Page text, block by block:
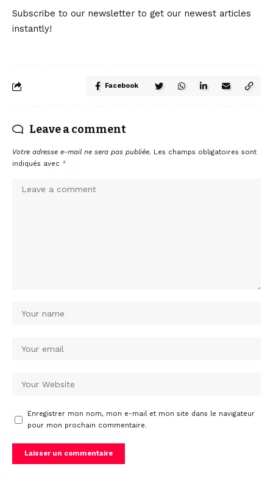
Subscribe to our newsletter to get our newest articles
instantly!
Facebook
Leave a comment
Votre adresse e-mail ne sera pas publiée. Les champs obligatoires sont
indiqués avec *
Enregistrer mon nom, mon e-mail et mon site dans le navigateur
pour mon prochain commentaire.